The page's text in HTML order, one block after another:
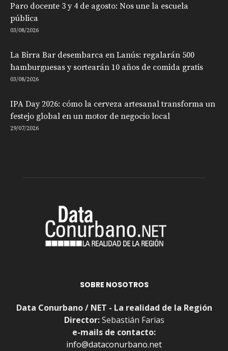
Paro docente 3 y 4 de agosto: Nos une la escuela
pública
03/08/2026
La Birra Bar desembarca en Lanús: regalarán 500
hamburguesas y sortearán 10 años de comida gratis
03/08/2026
IPA Day 2026: cómo la cerveza artesanal transforma un
festejo global en un motor de negocio local
29/07/2026
SOBRE NOSOTROS
Data Conurbano / NET - La realidad de la Región
Director:Sebastián Farias
e-mails de contacto:
info@dataconurbano.net